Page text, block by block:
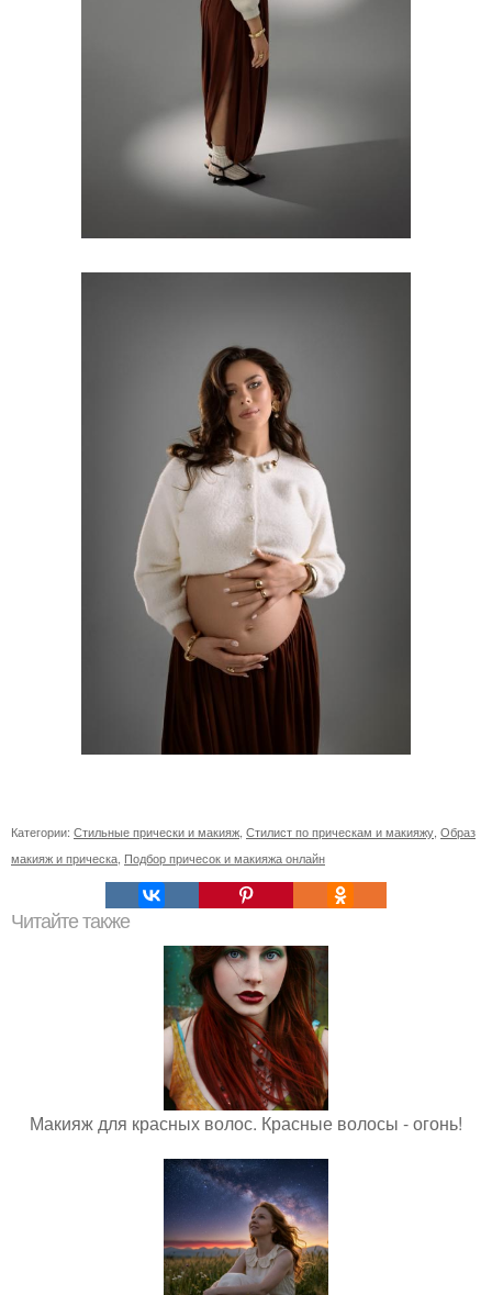
Категории: Стильные прически и макияж, Стилист по прическам и макияжу, Образ
макияж и прическа, Подбор причесок и макияжа онлайн
Читайте также
Макияж для красных волос. Красные волосы - огонь!